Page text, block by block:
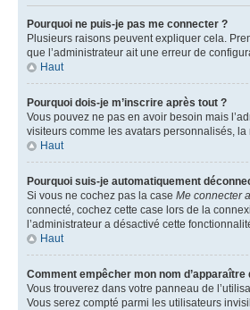
Pourquoi ne puis-je pas me connecter ?
Plusieurs raisons peuvent expliquer cela.
que l’administrateur ait une erreur de
Haut
Pourquoi dois-je m’inscrire après tout ?
Vous pouvez ne pas en avoir besoin mais
visiteurs comme les avatars personnalisés, la
Haut
Pourquoi suis-je automatiquement
Si vous ne cochez pas la case Me connecter
connecté, cochez cette case lors de la
l’administrateur a désactivé cette
Haut
Comment empêcher mon nom
Vous trouverez dans votre panneau de
Vous serez compté parmi les utilisateurs